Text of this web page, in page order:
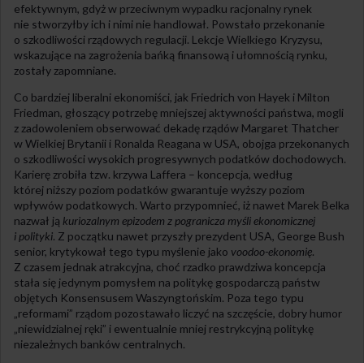
efektywnym, gdyż w przeciwnym wypadku racjonalny rynek
nie stworzyłby ich i nimi nie handlował. Powstało przekonanie
o szkodliwości rządowych regulacji. Lekcje Wielkiego Kryzysu,
wskazujące na zagrożenia bańką finansową i ułomnością rynku,
zostały zapomniane.
Co bardziej liberalni ekonomiści, jak Friedrich von Hayek i Milton
Friedman, głoszący potrzebę mniejszej aktywności państwa, mogli
z zadowoleniem obserwować dekadę rządów Margaret Thatcher
w Wielkiej Brytanii i Ronalda Reagana w USA, obojga przekonanych
o szkodliwości wysokich progresywnych podatków dochodowych.
Karierę zrobiła tzw. krzywa Laffera – koncepcja, według
której niższy poziom podatków gwarantuje wyższy poziom
wpływów podatkowych. Warto przypomnieć, iż nawet Marek Belka
nazwał ją kuriozalnym epizodem z pogranicza myśli ekonomicznej
i polityki. Z początku nawet przyszły prezydent USA, George Bush
senior, krytykował tego typu myślenie jako voodoo-ekonomię.
Z czasem jednak atrakcyjna, choć rzadko prawdziwa koncepcja
stała się jedynym pomysłem na politykę gospodarczą państw
objętych Konsensusem Waszyngtońskim. Poza tego typu
„reformami” rządom pozostawało liczyć na szczęście, dobry humor
„niewidzialnej ręki” i ewentualnie mniej restrykcyjną politykę
niezależnych banków centralnych.